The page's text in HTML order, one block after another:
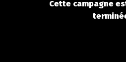
Cette campagne